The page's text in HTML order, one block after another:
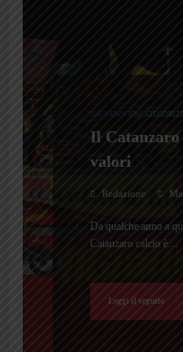
ILG NEWS
Il
valori
Redazione
Da qualche anno a
Catanzaro calcio è…
Leggi il seguito